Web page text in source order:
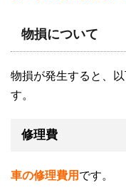
物損について
物損が発生すると、
す。
修理費
車の修理費用 です。